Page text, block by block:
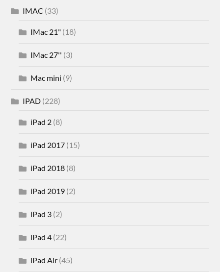
IMAC (33)
IMac 21" (18)
IMac 27'' (3)
Mac mini (9)
IPAD (228)
iPad 2 (8)
iPad 2017 (15)
iPad 2018 (8)
iPad 2019 (2)
iPad 3 (2)
iPad 4 (22)
iPad Air (45)